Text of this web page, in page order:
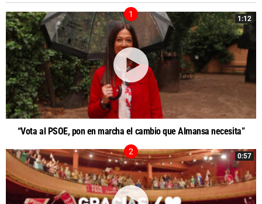
1:12
“Vota al PSOE, pon en marcha el cambio que Almansa necesita”
0:57